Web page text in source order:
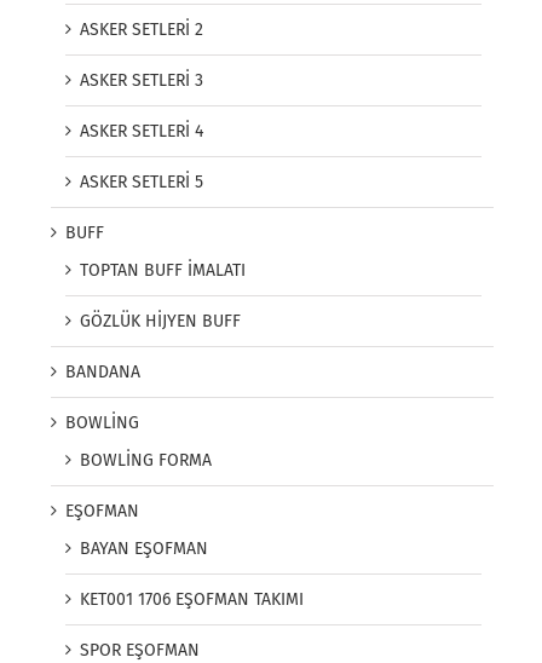
ASKER SETLERİ 2
ASKER SETLERİ 3
ASKER SETLERİ 4
ASKER SETLERİ 5
BUFF
TOPTAN BUFF İMALATI
GÖZLÜK HİJYEN BUFF
BANDANA
BOWLİNG
BOWLİNG FORMA
EŞOFMAN
BAYAN EŞOFMAN
KET001 1706 EŞOFMAN TAKIMI
SPOR EŞOFMAN